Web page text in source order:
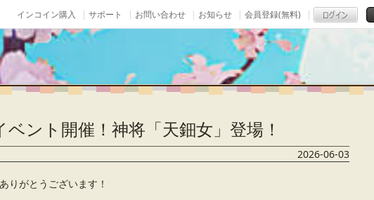
インコイン購入 サポート お問い合わせ お知らせ 会員登録(無料)
ベント開催！神将「天鈿女」登場！
2026-06-03
りがとうございます！